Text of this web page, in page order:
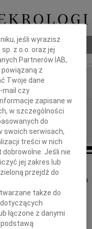
żalem i smutkiem
dla Narodu Polskiego dniach
Bliskim
jeśli wyrazisz
z o.o. oraz jej
Partnerów IAB,
powiązaną z
Twoje dane
mail czy
zapisane w
w szczególności
do
swoich serwisach,
treści w nich
Jeśli nie
jej zakres lub
przejdź do
także do
łączone z danymi
podstawą